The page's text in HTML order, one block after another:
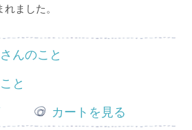
ました。
んのこと
と
カートを見る